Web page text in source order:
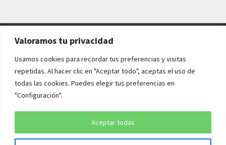
Valoramos tu privacidad
Usamos cookies para recordar tus preferencias y visitas
repetidas. Al hacer clic en "Aceptar todo", aceptas el uso de
todas las cookies. Puedes elegir tus preferencias en
"Configuración".
Aceptar todas
AVISO LEGAL Y POLÍTICAS
Aviso legal
Política de cookies